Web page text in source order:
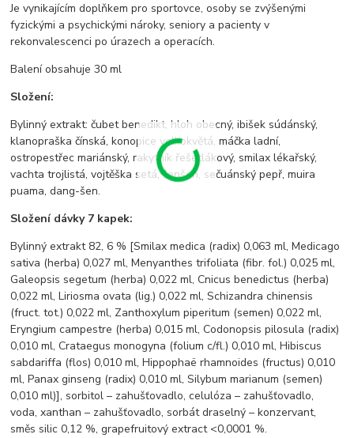
Je vynikajícím doplňkem pro sportovce, osoby se zvýšenými
fyzickými a psychickými nároky, seniory a pacienty v
rekonvalescenci po úrazech a operacích.
Balení obsahuje 30 ml
Složení:
Bylinný extrakt: čubet benedikt, hloh obecný, ibišek súdánský,
klanopraška čínská, konopice velkokvětá, máčka ladní,
ostropestřec mariánský, rakytník řešetlákový, smilax lékařský,
vachta trojlistá, vojtěška setá, ženšen, sečuánský pepř, muira
puama, dang-šen.
Složení dávky 7 kapek:
Bylinný extrakt 82, 6 % [Smilax medica (radix) 0,063 ml, Medicago
sativa (herba) 0,027 ml, Menyanthes trifoliata (fibr. fol.) 0,025 ml,
Galeopsis segetum (herba) 0,022 ml, Cnicus benedictus (herba)
0,022 ml, Liriosma ovata (lig.) 0,022 ml, Schizandra chinensis
(fruct. tot.) 0,022 ml, Zanthoxylum piperitum (semen) 0,022 ml,
Eryngium campestre (herba) 0,015 ml, Codonopsis pilosula (radix)
0,010 ml, Crataegus monogyna (folium c/fl.) 0,010 ml, Hibiscus
sabdariffa (flos) 0,010 ml, Hippophaë rhamnoides (fructus) 0,010
ml, Panax ginseng (radix) 0,010 ml, Silybum marianum (semen)
0,010 ml)], sorbitol – zahušťovadlo, celulóza – zahušťovadlo,
voda, xanthan – zahušťovadlo, sorbát draselný – konzervant,
směs silic 0,12 %, grapefruitový extract <0,0001 %.